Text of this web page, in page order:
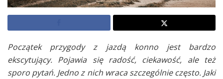
Początek przygody z jazdą konno jest bardzo
ekscytujący. Pojawia się radość, ciekawość, ale też
sporo pytań. Jedno z nich wraca szczególnie często. Jaki